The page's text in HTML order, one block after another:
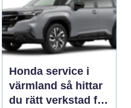
Honda service i
värmland så hittar
du rätt verkstad för